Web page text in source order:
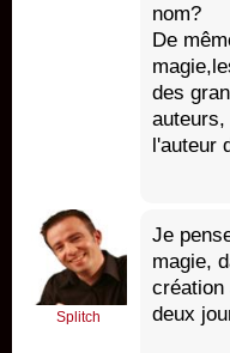
nom?
De
des
l'auteur
Splitch
Je
magie,
création
deux